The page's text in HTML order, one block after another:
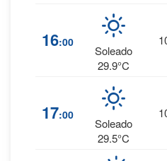
16:00
Soleado
29.9°C
17:00
Soleado
29.5°C